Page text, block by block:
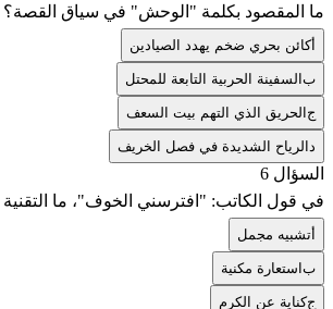
ما المقصود بكلمة "الوحش" في سياق القصة؟
أكائن بحري ضخم يهدد الصيادين
ب السفينة الحربية التابعة للمحتل
ج الحريق الذي التهم بيت السعف
د الرياح الشديدة في فصل الخريف
السؤال 6
في قول الكاتب: "افترسني الخوف"، ما التقنية
أتشبيه مجمل
ب استعارة مكنية
جكناية عن الكرم